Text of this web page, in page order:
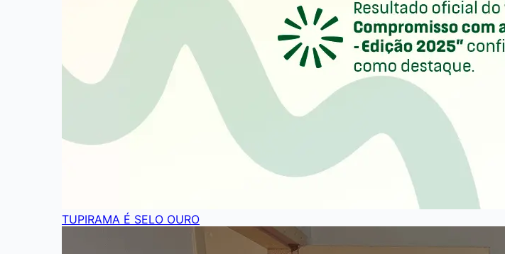
TUPIRAMA É SELO OURO